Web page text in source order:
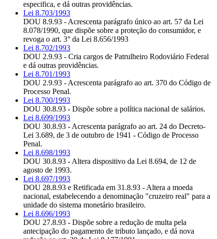
especifica, e dá outras providências.
Lei 8.703/1993
DOU 8.9.93 - Acrescenta parágrafo único ao art. 57 da Lei
8.078/1990, que dispõe sobre a proteção do consumidor, e
revoga o art. 3° da Lei 8.656/1993
Lei 8.702/1993
DOU 2.9.93 - Cria cargos de Patrulheiro Rodoviário Federal
e dá outras providências.
Lei 8.701/1993
DOU 2.9.93 - Acrescenta parágrafo ao art. 370 do Código de
Processo Penal.
Lei 8.700/1993
DOU 30.8.93 - Dispõe sobre a política nacional de salários.
Lei 8.699/1993
DOU 30.8.93 - Acrescenta parágrafo ao art. 24 do Decreto-
Lei 3.689, de 3 de outubro de 1941 - Código de Processo
Penal.
Lei 8.698/1993
DOU 30.8.93 - Altera dispositivo da Lei 8.694, de 12 de
agosto de 1993.
Lei 8.697/1993
DOU 28.8.93 e Retificada em 31.8.93 - Altera a moeda
nacional, estabelecendo a denominação "cruzeiro real" para a
unidade do sistema monetário brasileiro.
Lei 8.696/1993
DOU 27.8.93 - Dispõe sobre a redução de multa pela
antecipação do pagamento de tributo lançado, e dá nova